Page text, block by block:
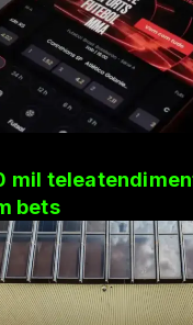
mil
bets